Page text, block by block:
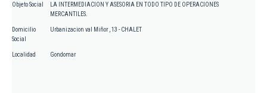
Objeto Social
LA INTERMEDIACION Y ASESORIA EN TODO TIPO DE OPERACIONES
MERCANTILES.
Domicilio
Social
Urbanizacion val Miñor , 13 - CHALET
Localidad Gondomar